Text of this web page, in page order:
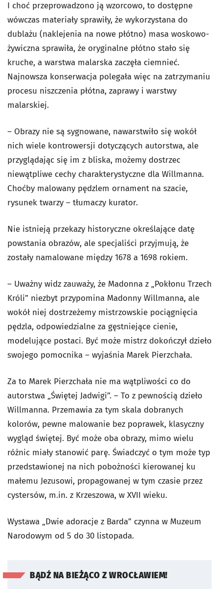
I choć przeprowadzono ją wzorcowo, to dostępne
wówczas materiały sprawiły, że wykorzystana do
dublażu (naklejenia na nowe płótno) masa woskowo-
żywiczna sprawiła, że oryginalne płótno stało się
kruche, a warstwa malarska zaczęła ciemnieć.
Najnowsza konserwacja polegała więc na zatrzymaniu
procesu niszczenia płótna, zaprawy i warstwy
malarskiej.
– Obrazy nie są sygnowane, nawarstwiło się wokół
nich wiele kontrowersji dotyczących autorstwa, ale
przyglądając się im z bliska, możemy dostrzec
niewątpliwe cechy charakterystyczne dla Willmanna.
Choćby malowany pędzlem ornament na szacie,
rysunek twarzy – tłumaczy kurator.
Nie istnieją przekazy historyczne określające datę
powstania obrazów, ale specjaliści przyjmują, że
zostały namalowane między 1678 a 1698 rokiem.
– Uważny widz zauważy, że Madonna z „Pokłonu Trzech
Króli” niezbyt przypomina Madonny Willmanna, ale
wokół niej dostrzeżemy mistrzowskie pociągnięcia
pędzla, odpowiedzialne za gęstniejące cienie,
modelujące postaci. Być może mistrz dokończył dzieło
swojego pomocnika – wyjaśnia Marek Pierzchała.
Za to Marek Pierzchała nie ma wątpliwości co do
autorstwa „Świętej Jadwigi”. – To z pewnością dzieło
Willmanna. Przemawia za tym skala dobranych
kolorów, pewne malowanie bez poprawek, klasyczny
wygląd świętej. Być może oba obrazy, mimo wielu
różnic miały stanowić parę. Świadczyć o tym może typ
przedstawionej na nich pobożności kierowanej ku
małemu Jezusowi, propagowanej w tym czasie przez
cystersów, m.in. z Krzeszowa, w XVII wieku.
Wystawa „Dwie adoracje z Barda” czynna w Muzeum
Narodowym od 5 do 30 listopada.
BĄDŹ NA BIEŻĄCO Z WROCŁAWIEM!